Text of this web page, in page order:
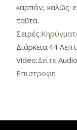
καρπόν, καλῶς·
ταῦτα.
Σειρές:
Διάρκεια:44
Video:Δείτε
Επιστροφή